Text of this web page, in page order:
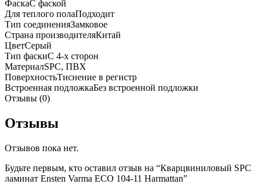
ФаскаС фаской
Для теплого полаПодходит
Тип соединенияЗамковое
Страна производителяКитай
ЦветСерый
Тип фаскиС 4-х сторон
МатериалSPC, ПВХ
ПоверхностьТиснение в регистр
Встроенная подложкаБез встроенной подложки
Отзывы (0)
Отзывы
Отзывов пока нет.
Будьте первым, кто оставил отзыв на “Кварцвиниловый SPC
ламинат Ensten Varma ECO 104-11 Harmattan”